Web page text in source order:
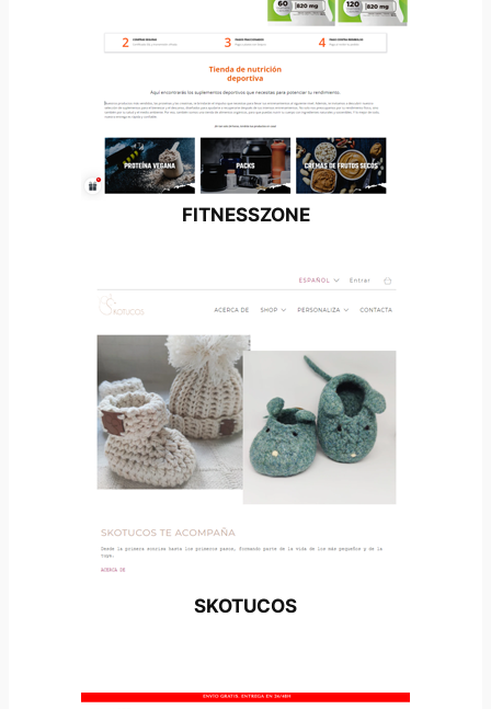
FITNESSZONE
SKOTUCOS